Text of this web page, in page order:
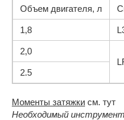
Объем двигателя, л
1,8
2,0
2.5
Моменты затяжки см. тут
Необходимый инструмент